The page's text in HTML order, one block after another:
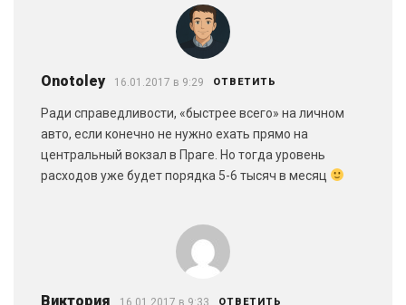
Onotoley 16.01.2017 в 9:29 ОТВЕТИТЬ
Ради справедливости, «быстрее всего» на личном
авто, если конечно не нужно ехать прямо на
центральный вокзал в Праге. Но тогда уровень
расходов уже будет порядка 5-6 тысяч в месяц
Виктория 16.01.2017 в 9:33 ОТВЕТИТЬ